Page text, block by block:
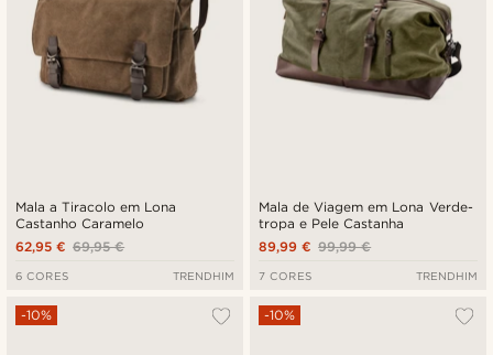
Mala a Tiracolo em Lona
Castanho Caramelo
69,95 €
62,95 €
6 CORES TRENDHIM
Mala de Viagem em Lona Verde-
tropa e Pele Castanha
99,99 €
89,99 €
7 CORES TRENDHIM
-10% -10%